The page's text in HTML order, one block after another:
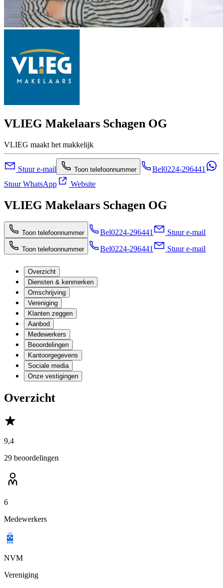
VLIEG Makelaars Schagen OG
VLIEG maakt het makkelijk
Stuur e-mail Toon telefoonnummer Bel0224-296441
Stuur WhatsApp
Website
VLIEG Makelaars Schagen OG
Toon telefoonnummer Bel0224-296441 Stuur e-mail
Toon telefoonnummer Bel0224-296441 Stuur e-mail
Overzicht
Diensten & kenmerken
Omschrijving
Vereniging
Klanten zeggen
Aanbod
Medewerkers
Beoordelingen
Kantoorgegevens
Sociale media
Onze vestigingen
Overzicht
9,4
29 beoordelingen
6
Medewerkers
NVM
Vereniging